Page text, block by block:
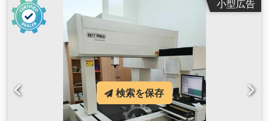
小型広告
検索を保存